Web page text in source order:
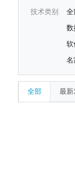
技术类别 全
数
软
名
全部 最新